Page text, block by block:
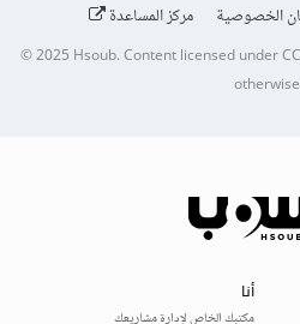
الخصوصية مركز المساعدة
© 2025Hsoub.Content licensed under